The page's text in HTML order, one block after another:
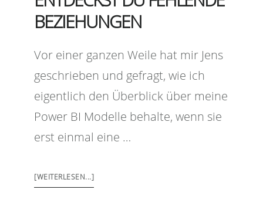
BEZIEHUNGEN
Vor einer ganzen Weile hat mir Jens
geschrieben und gefragt, wie ich
eigentlich den Überblick über meine
Power BI Modelle behalte, wenn sie
erst einmal eine …
[WEITERLESEN...]